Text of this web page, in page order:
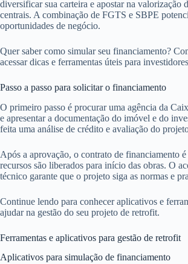
diversificar sua carteira e apostar na valorização
centrais. A combinação de FGTS e SBPE
oportunidades de negócio.
Quer saber como simular seu financiamento?
acessar dicas e ferramentas úteis para
Passo a passo para solicitar o financiamento
O primeiro passo é procurar uma agência da
e apresentar a documentação do imóvel e do
feita uma análise de crédito e avaliação do
Após a aprovação, o contrato de financiamento é
recursos são liberados para início das obras. O
técnico garante que o projeto siga as normas e
Continue lendo para conhecer aplicativos e
ajudar na gestão do seu projeto de retrofit.
Ferramentas e aplicativos para gestão de retrofit
Aplicativos para simulação de financiamento